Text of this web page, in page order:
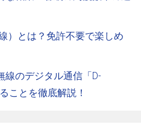
）とは？免許不要で楽しめ
線のデジタル通信「D-
ことを徹底解説！